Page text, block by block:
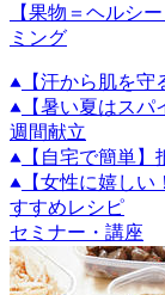
【果物＝ヘルシ
ミング
【汗から肌を
【暑い夏はス
週間献立
【自宅で簡単
【女性に嬉し
すすめレシピ
セミナー・講座